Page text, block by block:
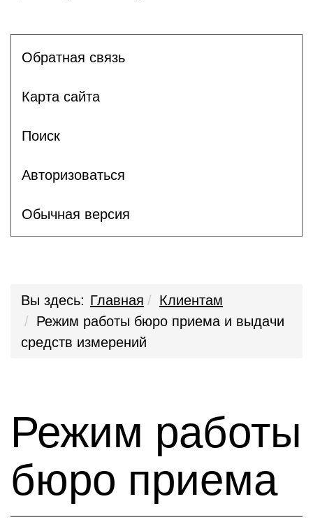
Обратная связь
Карта сайта
Поиск
Авторизоваться
Обычная версия
Вы здесь: Главная
Клиентам
Режим работы бюро приема и выдачи
средств измерений
Режим работы
бюро приема